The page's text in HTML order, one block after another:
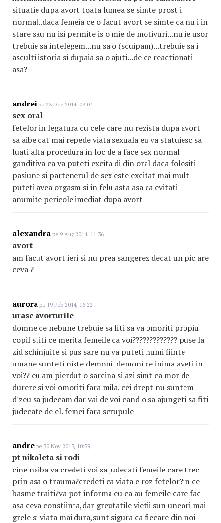
situatie dupa avort toata lumea se simte prost i
normal..daca femeia ce o facut avort se simte ca nu i in
stare sau nu isi permite is o mie de motivuri...nu ie usor
trebuie sa intelegem...nu sa o (scuipam)...trebuie sa i
asculti istoria si dupaia sa o ajuti...de ce reactionati
asa?
andrei pe 23 Dec 2014, 03:04
sex oral
fetelor in legatura cu cele care nu rezista dupa avort
sa aibe cat mai repede viata sexuala eu va statuiesc sa
luati alta procedura in loc de a face sex normal
ganditiva ca va puteti excita di din oral daca folositi
pasiune si partenerul de sex este excitat mai mult
puteti avea orgasm si in felu asta asa ca evitati
anumite pericole imediat dupa avort
alexandra pe 9 Aug 2014, 11:36
avort
am facut avort ieri si nu prea sangerez decat un pic are
ceva ?
aurora pe 19 Feb 2014, 16:22
urasc avorturile
domne ce nebune trebuie sa fiti sa va omoriti propiu
copil stiti ce merita femeile ca voi????????????? puse la
zid schinjuite si pus sare nu va puteti numi fiinte
umane sunteti niste demoni..demoni ce inima aveti in
voi?? eu am pierdut o sarcina si azi simt ca mor de
durere si voi omoriti fara mila. cei drept nu suntem
d'zeu sa judecam dar vai de voi cand o sa ajungeti sa fiti
judecate de el. femei fara scrupule
andre pe 30 Nov 2013, 10:39
pt nikoleta si rodi
cine naiba va credeti voi sa judecati femeile care trec
prin asa o trauma?credeti ca viata e roz fetelor?in ce
basme traiti?va pot informa eu ca au femeile care fac
asa ceva constiinta,dar greutatile vietii sun uneori mai
grele si viata mai dura,sunt sigura ca fiecare din noi